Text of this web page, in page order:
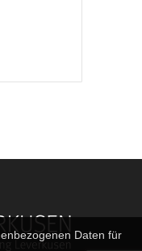
Daten für